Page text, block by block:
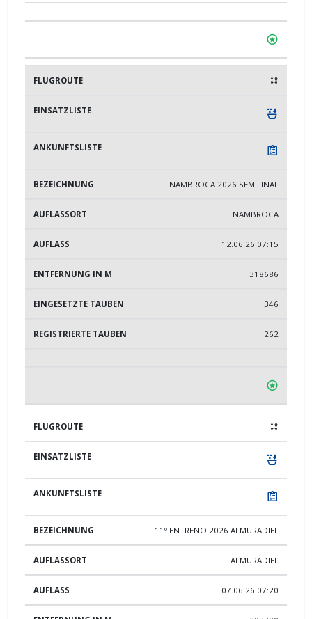
NAMBROCA 2026 SEMIFINAL
NAMBROCA
12.06.26 07:15
318686
346
262
11º ENTRENO 2026 ALMURADIEL
ALMURADIEL
07.06.26 07:20